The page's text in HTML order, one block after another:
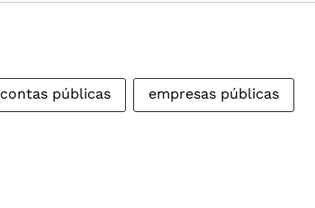
contas públicas empresas públicas